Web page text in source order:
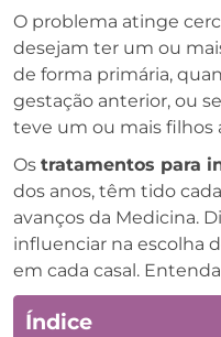
O problema atinge
desejam ter um ou
de forma primária,
gestação anterior, ou
teve um ou mais
Os tratamentos para
dos anos, têm tido
avanços da Medicina.
influenciar na escolha
em cada casal.
Índice